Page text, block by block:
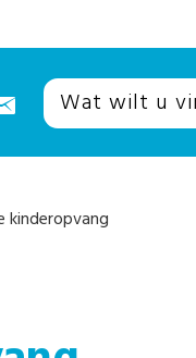
kinderopvang